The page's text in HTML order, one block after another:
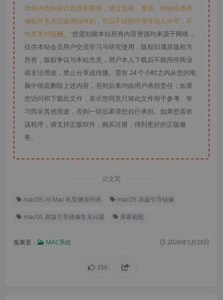
软件内含的设计思想和原理，通过安装、显示、传输或者存
储软件等方式使用软件的，可以不经软件著作权人许可，不
向其支付报酬。”您需知晓本站所有内容资源均来源于网络，
仅供本站会员用户交流学习与研究使用，版权归属原版权方
所有，版权争议与本站无关，用户本人下载后不能用作商业
或非法用途，禁止分享或传播。需在 24 个小时之内从您的电
脑中彻底删除上述内容，否则后果均由用户承担责任；如果
您访问和下载此文件，表示您同意只将此文件用于参考、学
习而非其他用途，否则一切后果请您自行承担。如果您喜欢
该程序，请支持正版软件，购买注册，得到更好的正版服
务。
正文完
macOS 与 Mac 机型兼容列表 macOS 原版引导镜像
macOS 原版引导镜像常见问题 屏幕截图
发表至： MAC系统 2026年5月28日
356